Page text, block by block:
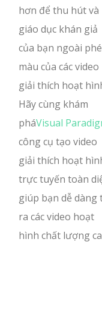
hơn để thu hút và
giáo dục khán giả
của bạn ngoài
màu của các video
giải thích hoạt
Hãy cùng khám
pháVisual
công cụ tạo video
giải thích hoạt
trực tuyến toàn
giúp bạn dễ dàng
ra các video hoạt
hình chất lượng